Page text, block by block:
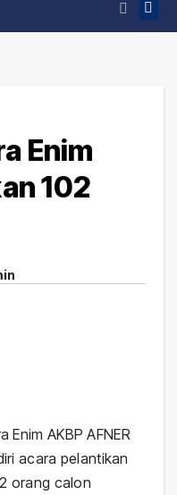
Enim
102
Enim AKBP AFNER
acara pelantikan
orang calon